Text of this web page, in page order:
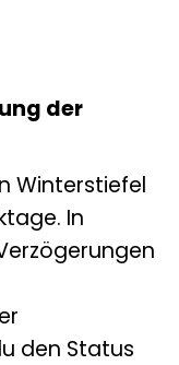
der
Winterstiefel
In
den Status